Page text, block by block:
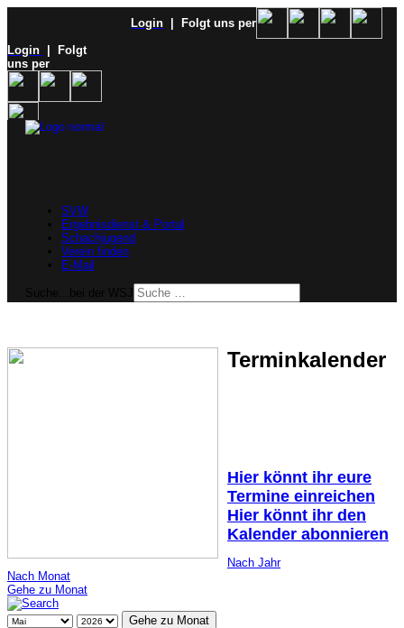
Login
| Folgt uns per
Login
| Folgt
uns per
SVW
Ergebnisdienst & Portal
Schachjugend
Verein finden
E-Mail
Terminkalender
Hier könnt ihr eure
Termine einreichen
Hier könnt ihr den
Kalender abonnieren
Nach Jahr
Nach Monat
Gehe zu Monat
Gehe zu Monat